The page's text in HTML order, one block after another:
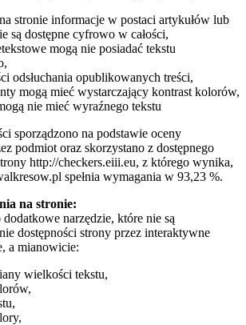
stronie informacje w postaci artykułów lub
są dostępne cyfrowo w całości,
mogą nie posiadać tekstu
odsłuchania opublikowanych treści,
mogą mieć wystarczający kontrast kolorów,
nie mieć wyraźnego tekstu
sporządzono na podstawie oceny
podmiot oraz skorzystano z dostępnego
http://checkers.eiii.eu, z którego wynika,
spełnia wymagania w 93,23 %.
na stronie:
narzędzie, które nie są
dostępności strony przez interaktywne
a mianowicie:
wielkości tekstu,